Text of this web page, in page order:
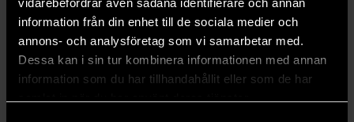
vidarebefordrar även sådana identifierare och annan
information från din enhet till de sociala medier och
annons- och analysföretag som vi samarbetar med.
Dessa kan i sin tur kombinera informationen med annan
information som du har tillhandahållit eller som de har